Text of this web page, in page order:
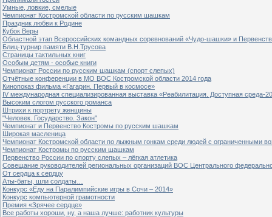
Умные, ловкие, смелые
Чемпионат Костромской области по русским шашкам
Праздник любви к Родине
Кубок Веры
Областной этап Всероссийских командных соревнований «Чудо-шашки» и
Блиц-турнир памяти В.Н.Трусова
Страницы тактильных книг
Особым детям - особые книги
Чемпионат России по русским шашкам (спорт слепых)
Отчётные конференции в МО ВОС Костромской области 2014 года
Кинопоказ фильма «Гагарин. Первый в космосе»
IV международная специализированная выставка «Реабилитация. Доступная среда-
Высоким слогом русского романса
Штрихи к портрету женщины
"Человек. Государство. Закон"
Чемпионат и Первенство Костромы по русским шашкам
Широкая масленица
Чемпионат Костромской области по лыжным гонкам среди людей с ограниченными
Чемпионат Костромы по русским шашкам
Первенство России по спорту слепых – лёгкая атлетика
Совещание руководителей региональных организаций ВОС Центрального
От сердца к сердцу
Аты-баты, шли солдаты…
Конкурс «Еду на Паралимпийские игры в Сочи – 2014»
Конкурс компьютерной грамотности
Премия «Зрячее сердце»
Все работы хороши, ну, а наша лучше: работник культуры